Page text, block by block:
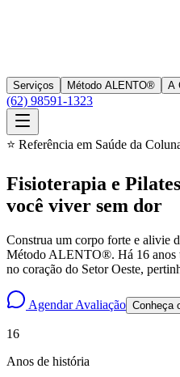
Serviços Método ALENTO® A
(62) 98591-1323
⭐ Referência em Saúde da
Fisioterapia e
você viver sem dor
Construa um corpo forte e alivie
Método ALENTO®. Há 16 anos
no coração do Setor Oeste,
Agendar Avaliação Conheça
16
Anos de história